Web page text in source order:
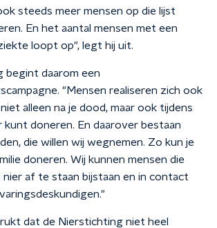
steeds meer mensen op die lijst
En het aantal mensen met een
loopt op", legt hij uit.
begint daarom een
"Mensen realiseren zich ook
alleen na je dood, maar ook tijdens
kunt doneren. En daarover bestaan
die willen wij wegnemen. Zo kun je
doneren. Wij kunnen mensen die
af te staan bijstaan en in contact
dat de Nierstichting niet heel